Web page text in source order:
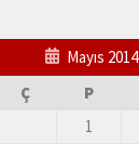
Mayıs 2014
Ç P
1